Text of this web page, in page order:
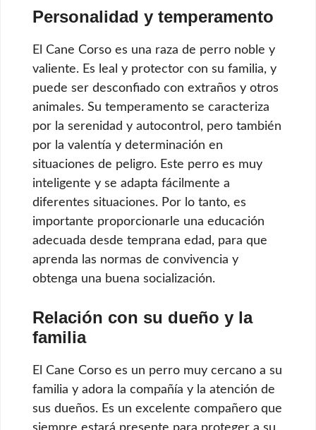
Personalidad y temperamento
El Cane Corso es una raza de perro noble y
valiente. Es leal y protector con su familia, y
puede ser desconfiado con extraños y otros
animales. Su temperamento se caracteriza
por la serenidad y autocontrol, pero también
por la valentía y determinación en
situaciones de peligro. Este perro es muy
inteligente y se adapta fácilmente a
diferentes situaciones. Por lo tanto, es
importante proporcionarle una educación
adecuada desde temprana edad, para que
aprenda las normas de convivencia y
obtenga una buena socialización.
Relación con su dueño y la
familia
El Cane Corso es un perro muy cercano a su
familia y adora la compañía y la atención de
sus dueños. Es un excelente compañero que